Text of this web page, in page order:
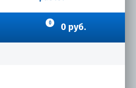
0 0 руб.